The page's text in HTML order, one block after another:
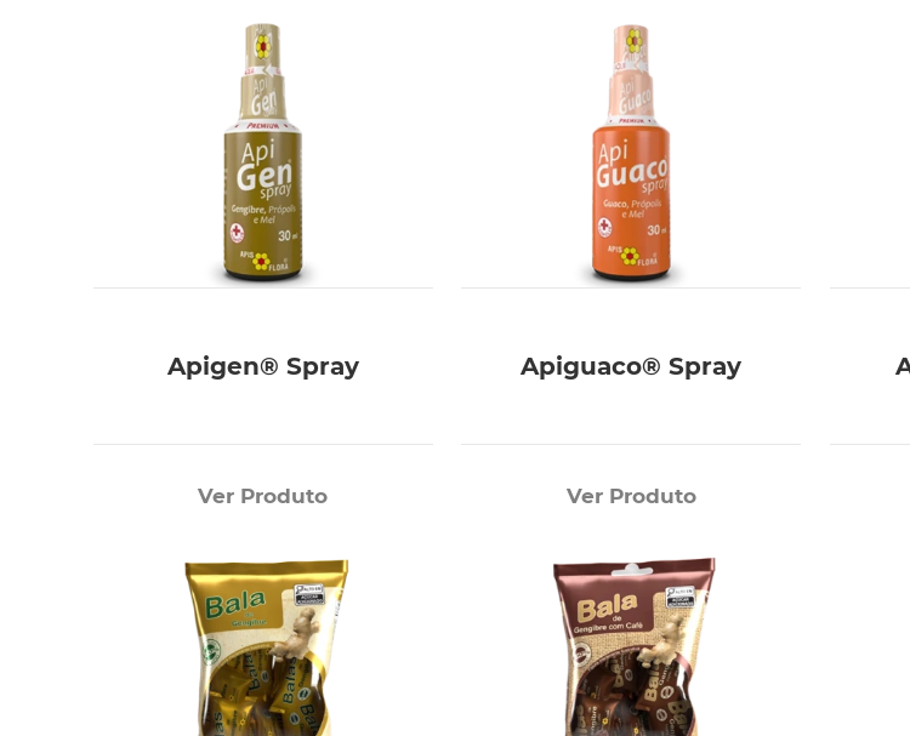
Apigen® Spray
Ver Produto
Apiguaco® Spray
Ver Produto